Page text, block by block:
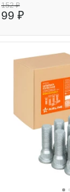
152 ₽
99 ₽